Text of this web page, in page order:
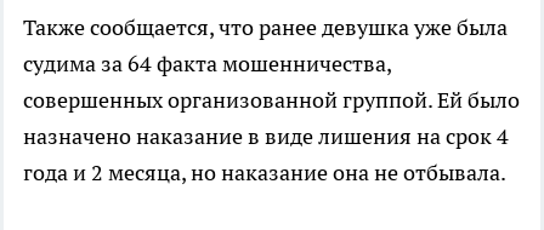
Также сообщается, что ранее девушка уже была
судима за 64 факта мошенничества,
совершенных организованной группой. Ей было
назначено наказание в виде лишения на срок 4
года и 2 месяца, но наказание она не отбывала.